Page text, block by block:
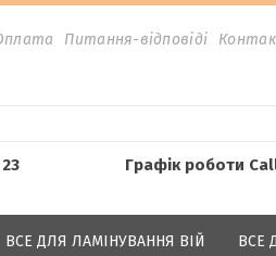
Питання-відповіді
Графік роботи
ВСЕ ДЛЯ ЛАМІНУВАННЯ ВІЙ ВСЕ